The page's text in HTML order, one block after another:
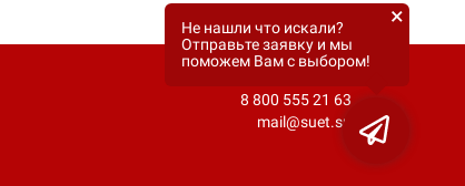
8 800 555 21 63
mail@suet.su
Не нашли что искали?
Отправьте заявку и мы
поможем Вам с выбором!
×